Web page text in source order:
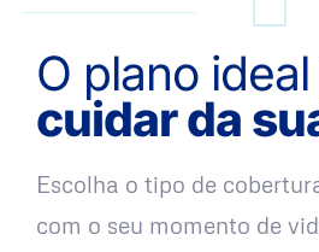
O plano
cuidar da
Escolha o tipo de
com o seu momento de